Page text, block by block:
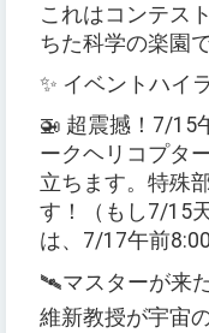
これはコンテス
ちた科学の楽園
✨ イベントハイ
🚁 超震撼！ 7/15
ークヘリコプタ
立ちます。特殊
す！
（ もし 7/15
は、 7/17午前8:00
🛰マスターが来
維新教授が宇宙